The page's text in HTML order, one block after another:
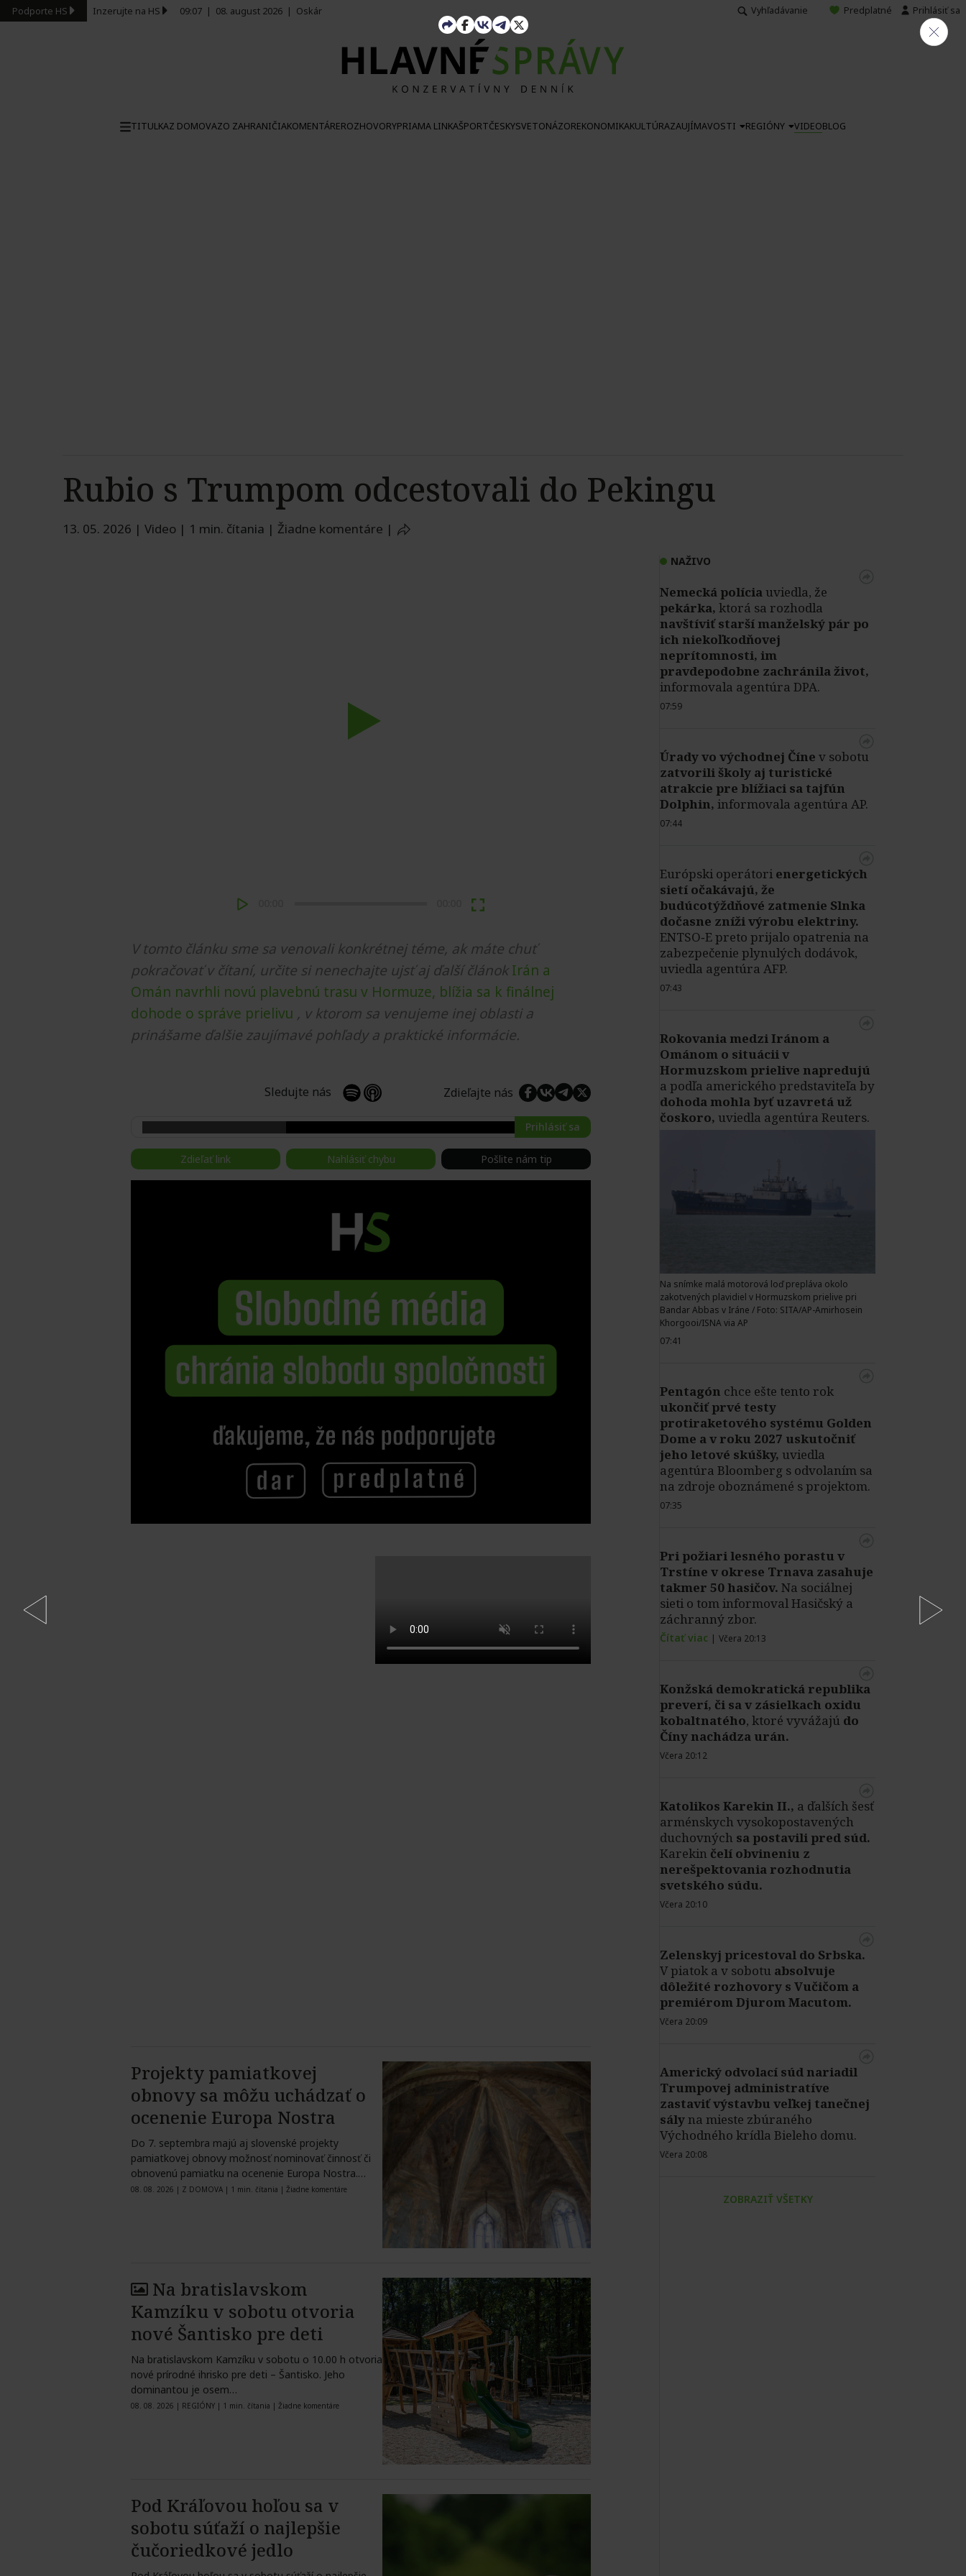
Podporte HS Inzerujte na HS 09:07 | 08. august 2026 | Oskár Vyhľadávanie Predplatné Prihlásiť sa
TITULKAZ DOMOVAZO ZAHRANIČIAKOMENTÁREROZHOVORYPRIAMA LINKAŠPORTČESKYSVETONÁZOREKONOMIKAKULTÚRAZAUJÍMAVOSTI REGIÓNY VIDEOBLOG
Rubio s Trumpom odcestovali do Pekingu
13. 05. 2026 | Video | 1 min. čítania | Žiadne komentáre |
V tomto článku sme sa venovali konkrétnej téme, ak máte chuť
pokračovať v čítaní, určite si nenechajte ujsť aj ďalší článok Irán a
Omán navrhli novú plavebnú trasu v Hormuze, blížia sa k finálnej
dohode o správe prielivu , v ktorom sa venujeme inej oblasti a
prinášame ďalšie zaujímavé pohľady a praktické informácie.
Sledujte nás Zdieľajte nás
Prihlásiť sa
Zdieľať link Nahlásiť chybu Pošlite nám tip
Projekty pamiatkovej
obnovy sa môžu uchádzať o
ocenenie Europa Nostra
Do 7. septembra majú aj slovenské projekty
pamiatkovej obnovy možnosť nominovať činnosť či
obnovenú pamiatku na ocenenie Europa Nostra.
„Ocenenie…
08. 08. 2026 | Z DOMOVA | 1 min. čítania | Žiadne komentáre
Na bratislavskom
Kamzíku v sobotu otvoria
nové Šantisko pre deti
Na bratislavskom Kamzíku v sobotu o 10.00 h otvoria
nové prírodné ihrisko pre deti – Šantisko. Jeho
dominantou je osem…
08. 08. 2026 | REGIÓNY | 1 min. čítania | Žiadne komentáre
Pod Kráľovou hoľou sa v
sobotu súťaží o najlepšie
čučoriedkové jedlo
NAŽIVO
Nemecká polícia uviedla, že
pekárka, ktorá sa rozhodla
navštíviť starší manželský pár po
ich niekoľkodňovej
neprítomnosti, im
pravdepodobne zachránila život,
informovala agentúra DPA.
07:59
Úrady vo východnej Číne v sobotu
zatvorili školy aj turistické
atrakcie pre blížiaci sa tajfún
Dolphin, informovala agentúra AP.
07:44
Európski operátori energetických
sietí očakávajú, že
budúcotýždňové zatmenie Slnka
dočasne zníži výrobu elektriny.
ENTSO‑E preto prijalo opatrenia na
zabezpečenie plynulých dodávok,
uviedla agentúra AFP.
07:43
Rokovania medzi Iránom a
Ománom o situácii v
Hormuzskom prielive napredujú
a podľa amerického predstaviteľa by
dohoda mohla byť uzavretá už
čoskoro, uviedla agentúra Reuters.
Na snímke malá motorová loď prepláva okolo
zakotvených plavidiel v Hormuzskom prielive pri
Bandar Abbas v Iráne / Foto: SITA/AP-Amirhosein
Khorgooi/ISNA via AP
07:41
Pentagón chce ešte tento rok
ukončiť prvé testy
protiraketového systému Golden
Dome a v roku 2027 uskutočniť
jeho letové skúšky, uviedla
agentúra Bloomberg s odvolaním sa
na zdroje oboznámené s projektom.
07:35
Pri požiari lesného porastu v
Trstíne v okrese Trnava zasahuje
takmer 50 hasičov. Na sociálnej
sieti o tom informoval Hasičský a
záchranný zbor.
Čítať viac | Včera 20:13
Konžská demokratická republika
preverí, či sa v zásielkach oxidu
kobaltnatého, ktoré vyvážajú do
Číny nachádza urán.
Včera 20:12
Katolikos Karekin II., a ďalších šesť
arménskych vysokopostavených
duchovných sa postavili pred súd.
Karekin čelí obvineniu z
nerešpektovania rozhodnutia
svetského súdu.
Včera 20:10
Zelenskyj pricestoval do Srbska.
V piatok a v sobotu absolvuje
dôležité rozhovory s Vučičom a
premiérom Djurom Macutom.
Včera 20:09
Americký odvolací súd nariadil
Trumpovej administratíve
zastaviť výstavbu veľkej tanečnej
sályna mieste zbúraného
Východného krídla Bieleho domu.
Včera 20:08
ZOBRAZIŤ VŠETKY